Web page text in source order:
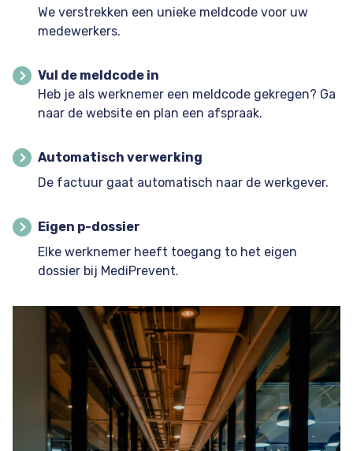
We verstrekken een unieke meldcode voor uw
medewerkers.
Vul de meldcode in
Heb je als werknemer een meldcode gekregen? Ga
naar de website en plan een afspraak.
Automatisch verwerking
De factuur gaat automatisch naar de werkgever.
Eigen p-dossier
Elke werknemer heeft toegang to het eigen
dossier bij MediPrevent.